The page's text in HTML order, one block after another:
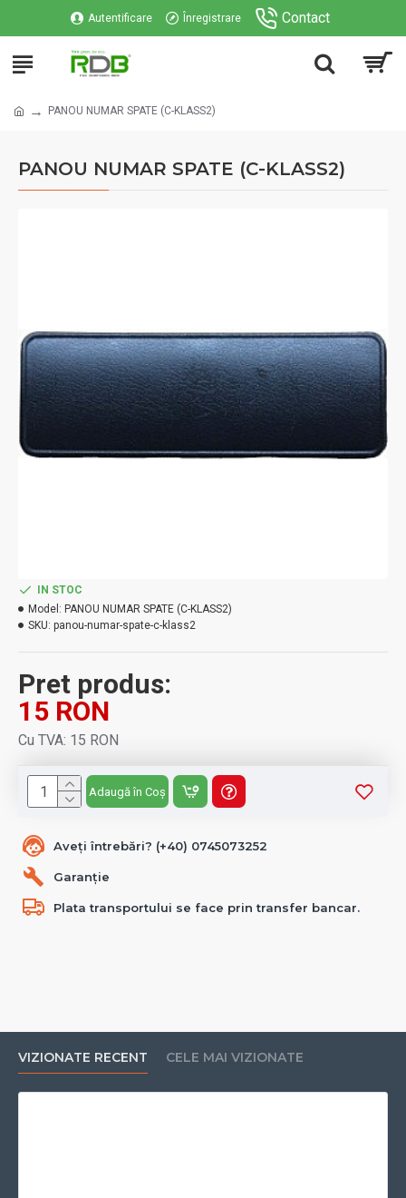
Autentificare Înregistrare Contact
PANOU NUMAR SPATE (C-KLASS2)
PANOU NUMAR SPATE (C-KLASS2)
Aveți întrebări? (+40) 0745073252
Garanție
Plata transportului se face prin transfer bancar.
Pret produs:
15 RON
Cu TVA: 15 RON
IN STOC
Model: PANOU NUMAR SPATE (C-KLASS2)
SKU: panou-numar-spate-c-klass2
Adaugă în Coș
VIZIONATE RECENT CELE MAI VIZIONATE